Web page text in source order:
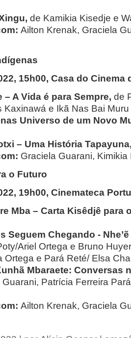
de Kamikia Kisedje e
Ailton Krenak, Graciela
15h00, Casa do Cinema
A Vida é para Sempre, de
Kaxinawá e Ikã Nas Bai
Universo de um Novo
– Uma História
Graciela Guarani, Kimikia
o Futuro
19h00, Cinemateca
Mba – Carta Kisêdjê para
Seguem Chegando -
Ariel Ortega e Bruno
Ortega e Pará Reté/ Elsa
Mbaraete: Conversas
Patrícia Ferreira
Ailton Krenak, Graciela